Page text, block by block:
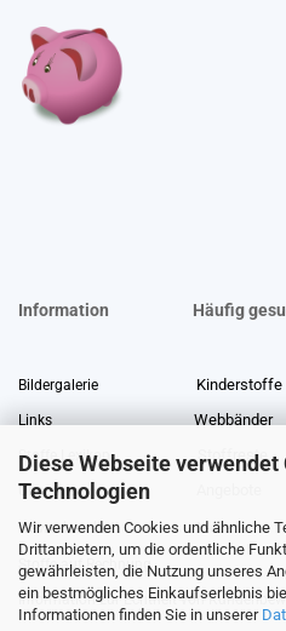
Diese Webseite
Technologien
Wir verwenden Cookies und ähnliche
Drittanbietern, um die ordentliche
gewährleisten, die Nutzung unseres
ein bestmögliches Einkaufserlebnis
Informationen finden Sie in unserer
Information Häufig
Bildergalerie Kinderstoffe
Links Webbänder
Stoffe Lexikon Stoffreste
Über uns
Gewerberabatt Meterware
Stoffe auf Rechnung
Information zur Echtheit von